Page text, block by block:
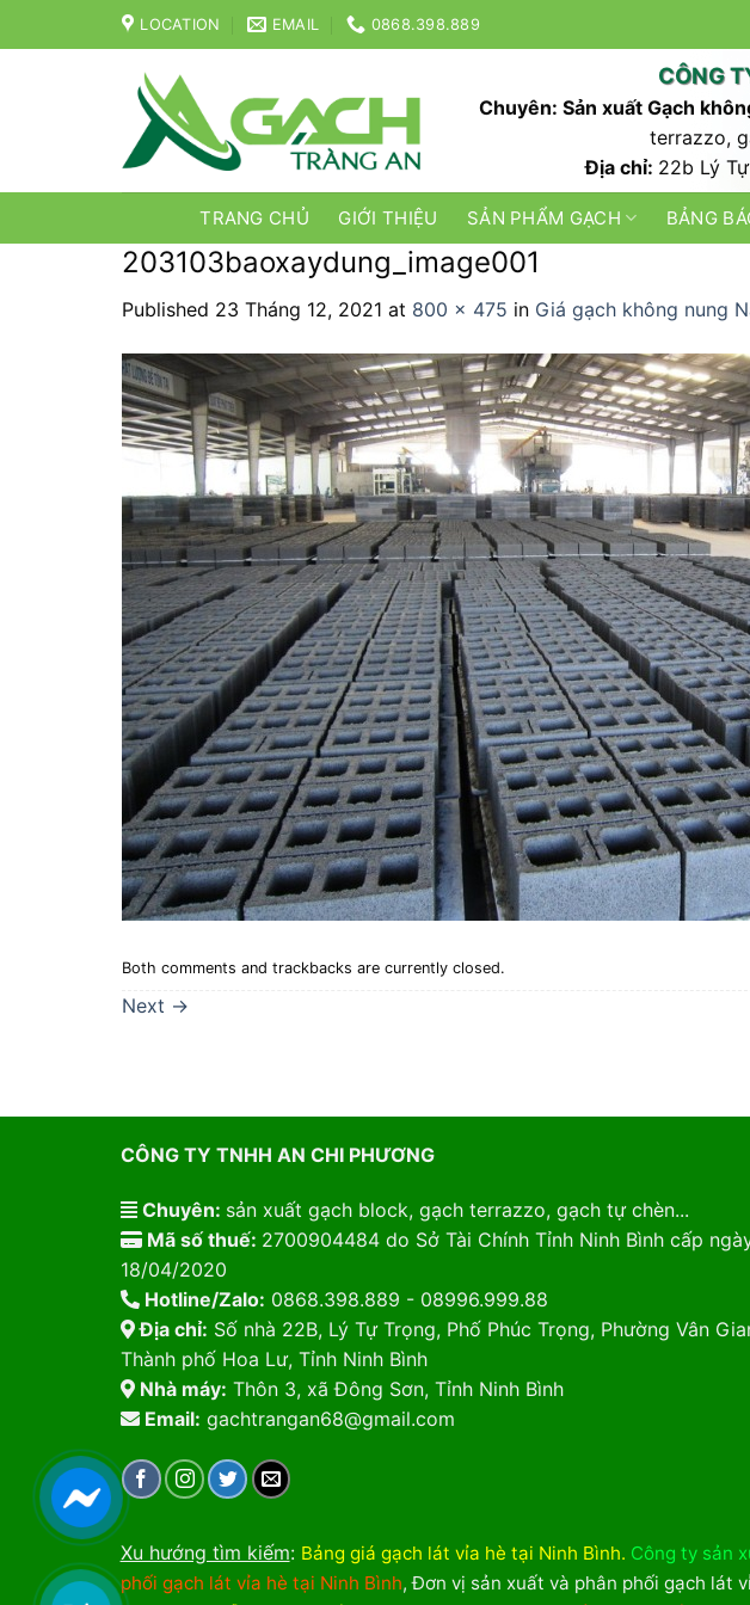
to
LOCATION EMAIL 0868.398.889
CÔNG
Chuyên: Sản xuất Gạch
terrazzo,
Địa chỉ: 22b Lý
TRANG CHỦ GIỚI THIỆU SẢN PHẨM GẠCH BẢNG
203103baoxaydung_image001
Published 23 Tháng 12, 2021 at 800 × 475 in Giá gạch không nung
Both comments and trackbacks are currently closed.
Next →
CÔNG TY TNHH AN CHI PHƯƠNG
Chuyên: sản xuất gạch block, gạch terrazzo, gạch tự chèn...
Mã số thuế: 2700904484 do Sở Tài Chính Tỉnh Ninh Bình cấp
18/04/2020
Hotline/Zalo: 0868.398.889 - 08996.999.88
Địa chỉ: Số nhà 22B, Lý Tự Trọng, Phố Phúc Trọng, Phường Vân
Thành phố Hoa Lư, Tỉnh Ninh Bình
Nhà máy: Thôn 3, xã Đông Sơn, Tỉnh Ninh Bình
Email: gachtrangan68@gmail.com
Xu hướng tìm kiếm: Bảng giá gạch lát vỉa hè tại Ninh Bình. Công ty sản
phối gạch lát vỉa hè tại Ninh Bình,Đơn vị sản xuất và phân phối gạch lát